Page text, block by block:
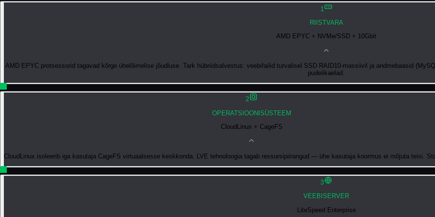
1
RIISTVARA
AMD EPYC + NVMe/SSD + 10Gbit
AMD EPYC protsessorid tagavad kõrge ühelõimelise jõudluse. Tark hübriidsalvestus: veebifailid turvalisel SSD RAID10-massiivil ja andmebaasid
pudelikaelad.
2
OPERATSIOONISÜSTEEM
CloudLinux + CageFS
CloudLinux isoleerib iga kasutaja CageFS virtuaalsesse keskkonda. LVE tehnoloogia tagab ressursipiirangud — ühe kasutaja koormus ei mõjuta teisi.
3
VEEBISERVER
LiteSpeed Enterprise